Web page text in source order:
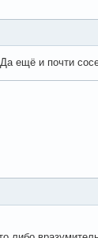
ещё и почти